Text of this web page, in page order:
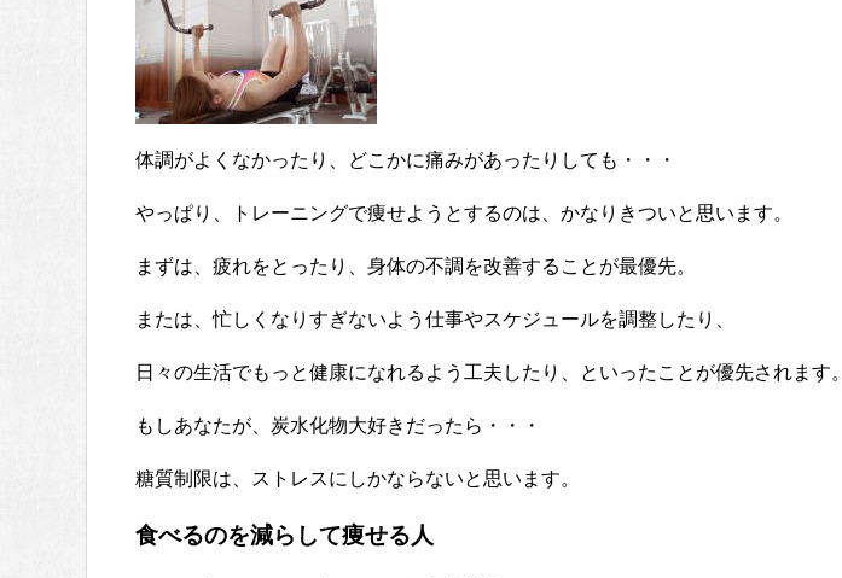
体調がよくなかったり、どこかに痛みがあったりしても・・・
やっぱり、トレーニングで痩せようとするのは、かなりきついと思います。
まずは、疲れをとったり、身体の不調を改善することが最優先。
または、忙しくなりすぎないよう仕事やスケジュールを調整したり、
日々の生活でもっと健康になれるよう工夫したり、といったことが優先されます。
もしあなたが、炭水化物大好きだったら・・・
糖質制限は、ストレスにしかならないと思います。
食べるのを減らして痩せる人